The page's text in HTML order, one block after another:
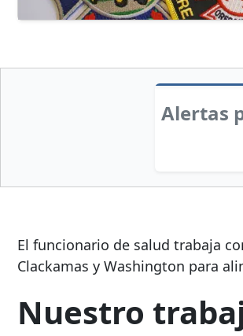
Alertas
El funcionario de salud trabaja
Clackamas y Washington para
Nuestro